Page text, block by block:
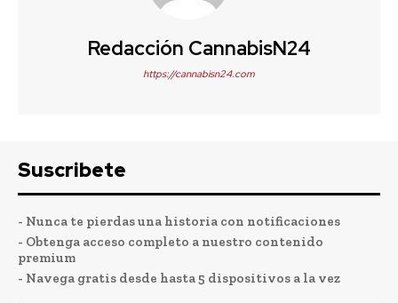
Redacción CannabisN24
https://cannabisn24.com
Suscribete
- Nunca te pierdas una historia con notificaciones
- Obtenga acceso completo a nuestro contenido
premium
- Navega gratis desde hasta 5 dispositivos a la vez